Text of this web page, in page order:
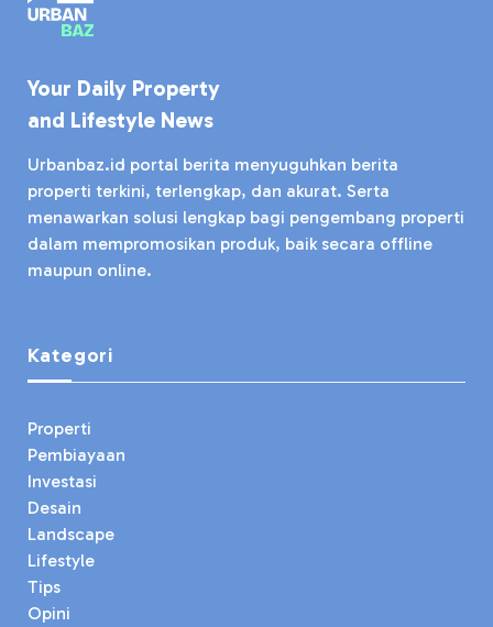
Your Daily Property
and Lifestyle News
Urbanbaz.id portal berita menyuguhkan berita
properti terkini, terlengkap, dan akurat. Serta
menawarkan solusi lengkap bagi pengembang properti
dalam mempromosikan produk, baik secara offline
maupun online.
Kategori
Properti
Pembiayaan
Investasi
Desain
Landscape
Lifestyle
Tips
Opini